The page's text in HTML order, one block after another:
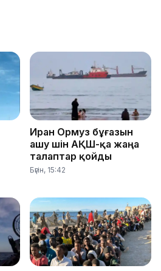
Иран Ормуз бұғазын
ашу үшін АҚШ-қа жаңа
талаптар қойды
Бүгін, 15:42